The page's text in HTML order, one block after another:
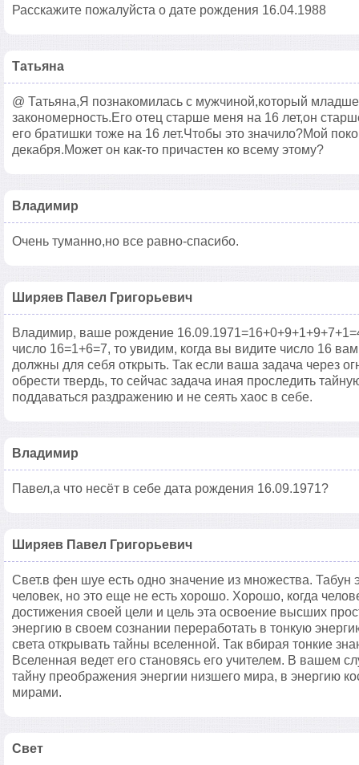
Расскажите пожалуйста о дате рождения 16.04.1988
Татьяна
@ Татьяна,Я познакомилась с мужчиной,который
закономерность.Его отец старше меня на 16 лет,он
его братишки тоже на 16 лет.Чтобы это значило?Мой
декабря.Может он как-то причастен ко всему этому?
Владимир
Очень туманно,но все равно-спасибо.
Ширяев Павел Григорьевич
Владимир, ваше рождение
число 16=1+6=7, то увидим, когда вы видите число 16
должны для себя открыть. Так если ваша задача через
обрести твердь, то сейчас задача иная проследить
поддаваться раздражению и не сеять хаос в себе.
Владимир
Павел,а что несёт в себе дата рождения 16.09.1971?
Ширяев Павел Григорьевич
Свет.в фен шуе есть одно значение из множества. Табун
человек, но это еще не есть хорошо. Хорошо, когда
достижения своей цели и цель эта освоение высших
энергию в своем сознании переработать в тонкую
света открывать тайны вселенной. Так вбирая тонкие
Вселенная ведет его становясь его учителем. В вашем
тайну преображения энергии низшего мира, в энергию
мирами.
Свет